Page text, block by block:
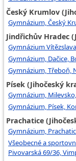
Český Krumlov
Gymnázium, Český
Jindřichův Hradec
Gymnázium
Gymnázium, Dačice,
Gymnázium, Třeboň,
Písek (Jihočeský
Gymnázium,
Gymnázium, Písek,
Prachatice
Gymnázium,
Všeobecné a
Pivovarská 69/36,